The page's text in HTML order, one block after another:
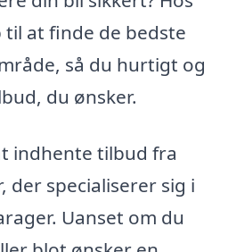
at finde de bedste
så du hurtigt og
du ønsker.
indhente tilbud fra
der specialiserer sig i
Uanset om du